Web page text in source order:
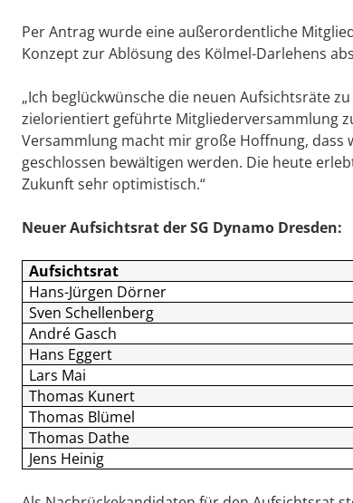
Per Antrag wurde eine außerordentliche
Konzept zur Ablösung des Kölmel-Darlehens
„Ich beglückwünsche die neuen Aufsichtsräte
zielorientiert geführte Mitgliederversammlung
Versammlung macht mir große Hoffnung,
geschlossen bewältigen werden. Die heute
Zukunft sehr optimistisch.“
Neuer Aufsichtsrat der SG Dynamo Dresden:
Aufsichtsrat
Hans-Jürgen Dörner
Sven Schellenberg
André Gasch
Hans Eggert
Lars Mai
Thomas Kunert
Thomas Blümel
Thomas Dathe
Jens Heinig